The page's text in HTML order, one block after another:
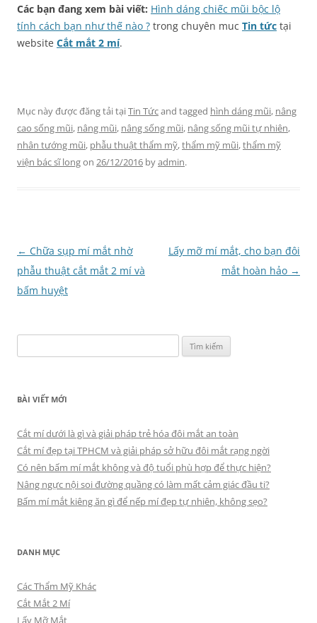
Các bạn đang xem bài viết: Hình dáng chiếc mũi bộc lộ
tính cách bạn như thế nào ? trong chuyên muc Tin tức tại
website Cắt mắt 2 mí.
Mục này được đăng tải tạiTin Tứcand tagged hình dáng mũi, nâng
cao sống mũi, nâng mũi, nâng sống mũi, nâng sống mũi tự nhiên,
nhân tướng mũi, phẫu thuật thẩm mỹ,thẩm mỹ mũi,thẩm mỹ
viện bác sĩ longon 26/12/2016 byadmin.
Điều
hướng
bài
← Chữa sụp mí mắt nhờ
phẫu thuật cắt mắt 2 mí và
bấm huyệt
Lấy mỡ mí mắt, cho bạn đôi
mắt hoàn hảo →
kiếm
BÀI VIẾT MỚI
Cắt mí dưới là gì và giải pháp trẻ hóa đôi mắt an toàn
Cắt mí đẹp tại TPHCM và giải pháp sở hữu đôi mắt rạng ngời
Có nên bấm mí mắt không và độ tuổi phù hợp để thực hiện?
Nâng ngực nội soi đường quầng có làm mất cảm giác đầu ti?
Bấm mí mắt kiêng ăn gì để nếp mí đẹp tự nhiên, không sẹo?
DANH MỤC
Các Thẩm Mỹ Khác
Cắt Mắt 2 Mí
Lấy Mỡ Mắt